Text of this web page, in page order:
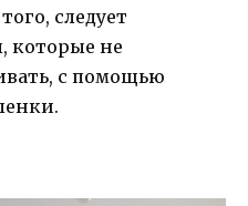
следует
которые не
с помощью